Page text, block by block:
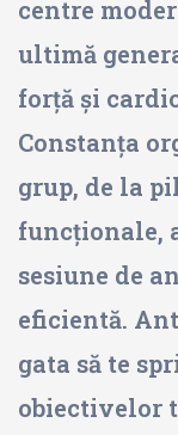
centre
ultimă
forță și
Constanța
grup, de la
funcționale,
sesiune de
eficientă.
gata să te
obiectivelor